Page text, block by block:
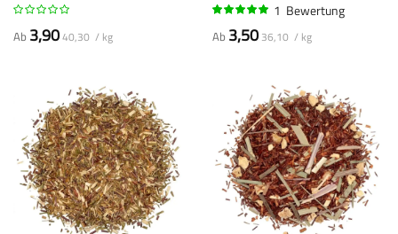
Ab 3,9040,30 / kg
1 Bewertung
Ab 3,50 36,10 / kg